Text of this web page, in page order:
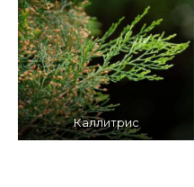
Каллитрис